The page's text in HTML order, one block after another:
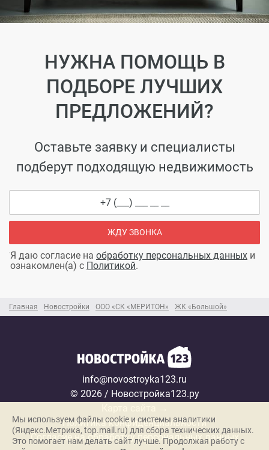
Главная Новостройки ООО «СК «МЕРИТОН» ЖК «Большой»
НУЖНА ПОМОЩЬ В
ПОДБОРЕ ЛУЧШИХ
ПРЕДЛОЖЕНИЙ?
Оставьте заявку и специалисты
подберут подходящую недвижимость
ЖДУ ЗВОНКА
Я даю согласие на обработку персональных данных и
ознакомлен(а) с Политикой.
info@novostroyka123.ru
© 2026 / Новостройка123.ру
Политика конфиденциальности
Согласие на обработку персональных данных
Мы используем файлы cookie и системы аналитики
(Яндекс.Метрика, top.mail.ru) для сбора технических данных.
Это помогает нам делать сайт лучше. Продолжая работу с